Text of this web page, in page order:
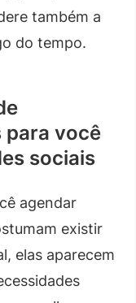
também a
do tempo.
para você
sociais
agendar
existir
elas aparecem